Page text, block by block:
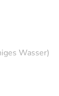
Wasser)